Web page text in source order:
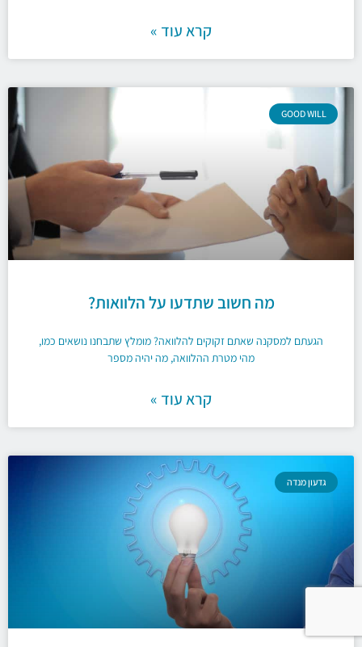
קרא עוד »
GOOD WILL
מה חשוב שתדעו על הלוואות?
הגעתם למסקנה שאתם זקוקים להלוואה? מומלץ שתבחנו נושאים כמו,
מהי מטרת ההלוואה, מה יהיה מספר
קרא עוד »
גדעון מנדה